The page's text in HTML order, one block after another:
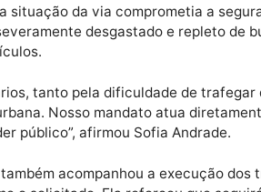
da Rocha, no
a situação da via
veículos.